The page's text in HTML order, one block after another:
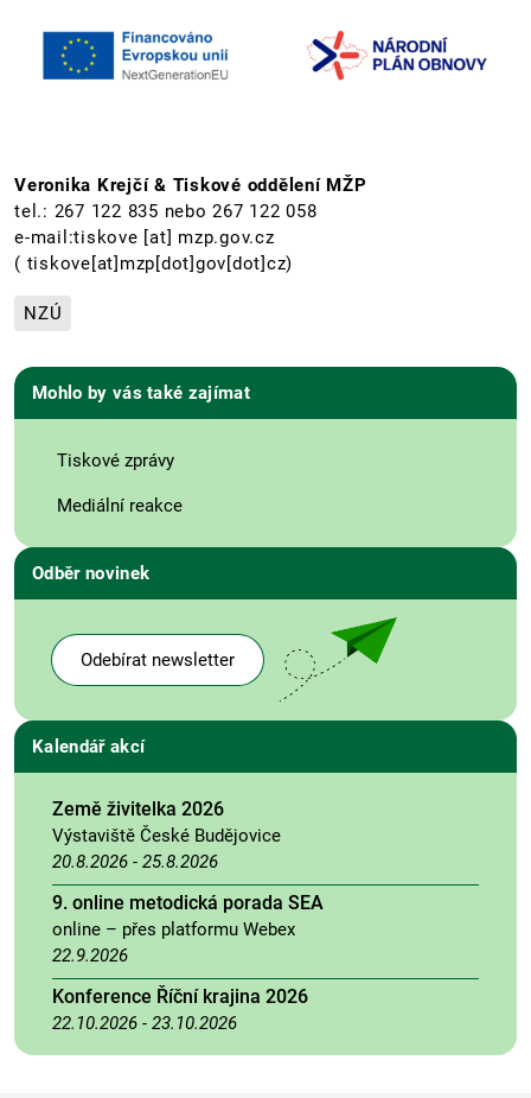
Veronika Krejčí & Tiskové oddělení MŽP
tel.: 267 122 835 nebo 267 122 058
e-mail:tiskove [at] mzp.gov.cz
( tiskove[at]mzp[dot]gov[dot]cz)
NZÚ
Mohlo by vás také zajímat
Tiskové zprávy
Mediální reakce
Odběr novinek
Odebírat newsletter
Kalendář akcí
Země živitelka 2026
Výstaviště České Budějovice
20.8.2026 - 25.8.2026
9. online metodická porada SEA
online – přes platformu Webex
22.9.2026
Konference Říční krajina 2026
22.10.2026 - 23.10.2026